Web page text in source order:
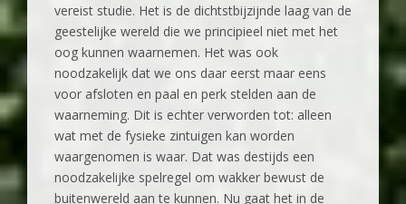
vereist studie. Het is de dichtstbijzijnde laag van de
geestelijke wereld die we principieel niet met het
oog kunnen waarnemen. Het was ook
noodzakelijk dat we ons daar eerst maar eens
voor afsloten en paal en perk stelden aan de
waarneming. Dit is echter verworden tot: alleen
wat met de fysieke zintuigen kan worden
waargenomen is waar. Dat was destijds een
noodzakelijke spelregel om wakker bewust de
buitenwereld aan te kunnen. Nu gaat het in de